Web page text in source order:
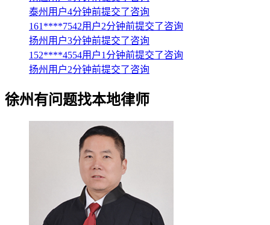
泰州用户4分钟前提交了咨询
161****7542用户2分钟前提交了咨询
扬州用户3分钟前提交了咨询
152****4554用户1分钟前提交了咨询
扬州用户2分钟前提交了咨询
徐州有问题找本地律师